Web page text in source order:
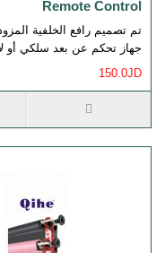
Remote Control
تم تصميم رافع الخلفية
جهاز تحكم عن بعد سلكي أو
150.0JD